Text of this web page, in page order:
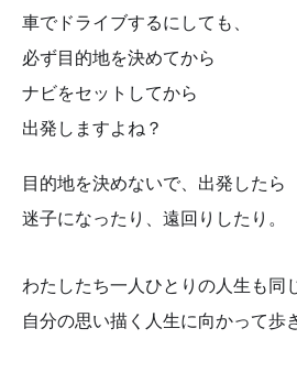
車でドライブするにしても、
必ず目的地を決めてから
ナビをセットしてから
出発しますよね？
目的地を決めないで、出発したら
迷子になったり、遠回りしたり。
わたしたち一人ひとりの人生も同
自分の思い描く人生に向かって歩